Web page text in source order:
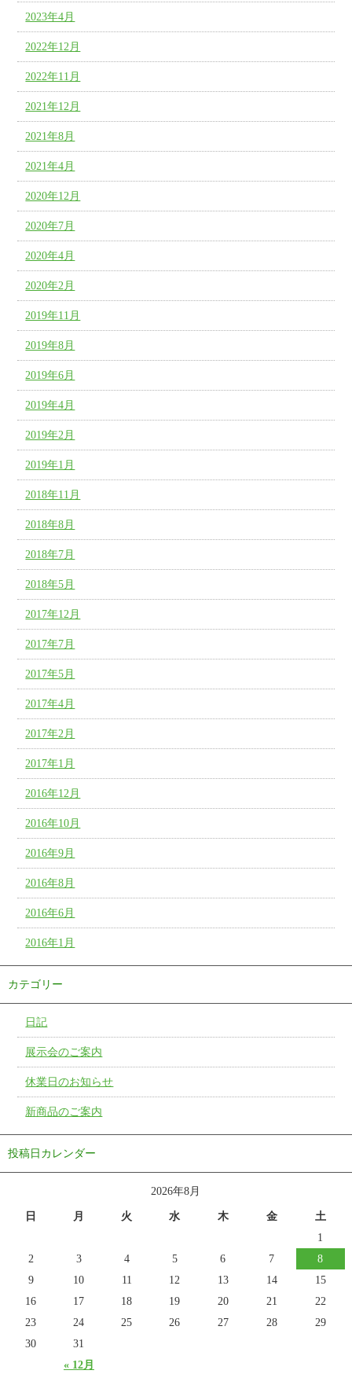
2023年4月
2022年12月
2022年11月
2021年12月
2021年8月
2021年4月
2020年12月
2020年7月
2020年4月
2020年2月
2019年11月
2019年8月
2019年6月
2019年4月
2019年2月
2019年1月
2018年11月
2018年8月
2018年7月
2018年5月
2017年12月
2017年7月
2017年5月
2017年4月
2017年2月
2017年1月
2016年12月
2016年10月
2016年9月
2016年8月
2016年6月
2016年1月
カテゴリー
日記
展示会のご案内
休業日のお知らせ
新商品のご案内
投稿日カレンダー
2026年8月
日 月 火 水 木 金 土
« 12月
1
2
3 4 5 6 7
8
9
10 11 12 13 14
15
16
17 18 19 20 21
22
23
24 25 26 27 28
29
30
31